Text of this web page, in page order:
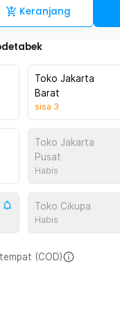
Keranjang
Toko Jakarta
Barat
sisa 3
Toko Jakarta
Pusat
Habis
Toko Cikupa
Habis
(COD)